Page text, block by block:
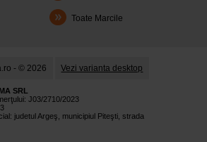
Toate Marcile
- © 2026 Vezi varianta desktop
SRL
J03/2710/2023
judetul Argeş, municipiul Piteşti, strada